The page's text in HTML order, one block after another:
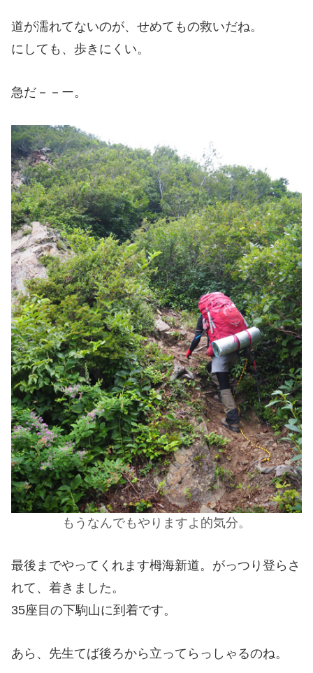
道が濡れてないのが、せめてもの救いだね。
にしても、歩きにくい。
急だ－－ー。
もうなんでもやりますよ的気分。
最後までやってくれます栂海新道。がっつり登らさ
れて、着きました。
35座目の下駒山に到着です。
あら、先生てば後ろから立ってらっしゃるのね。